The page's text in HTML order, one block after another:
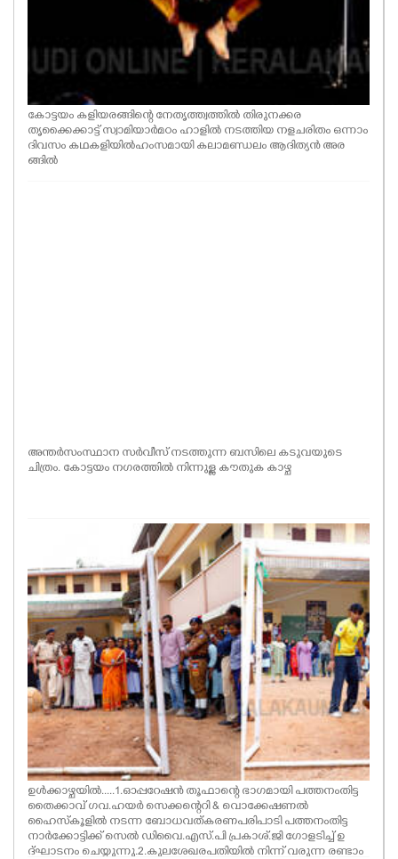
കോട്ടയം കളിയരങ്ങിന്റെ നേതൃത്ത്വത്തിൽ തിരുനക്കര
തൃക്കൈക്കാട്ട് സ്വാമിയാർമഠം ഹാളിൽ നടത്തിയ നളചരിതം ഒന്നാം
ദിവസം കഥകളിയിൽഹംസമായി കലാമണ്ഡലം ആദിത്യൻ അര
ങ്ങിൽ
അന്തർസംസ്ഥാന സർവീസ് നടത്തുന്ന ബസിലെ കടുവയുടെ
ചിത്രം. കോട്ടയം നഗരത്തിൽ നിന്നുള്ള കൗതുക കാഴ്ച
ഉൾക്കാഴ്ചയിൽ.....1.ഓപ്പറേഷൻ തൂഫാന്റെ ഭാഗമായി പത്തനംതിട്ട
തൈക്കാവ് ഗവ.ഹയർ സെക്കന്റെറി & വൊക്കേഷണൽ
ഹൈസ്കൂളിൽ നടന്ന ബോധവത്കരണപരിപാടി പത്തനംതിട്ട
നാർക്കോട്ടിക്ക് സെൽ ഡിവൈ.എസ്.പി പ്രകാശ്.ജി ഗോളടിച്ച് ഉ
ദ്ഘാടനം ചെയ്യുന്നു.2.കുലശേഖരപതിയിൽ നിന്ന് വരുന്ന രണ്ടാം